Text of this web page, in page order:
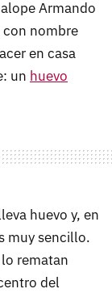
Armando
con nombre
en casa
un huevo
huevo y, en
muy sencillo.
rematan
del